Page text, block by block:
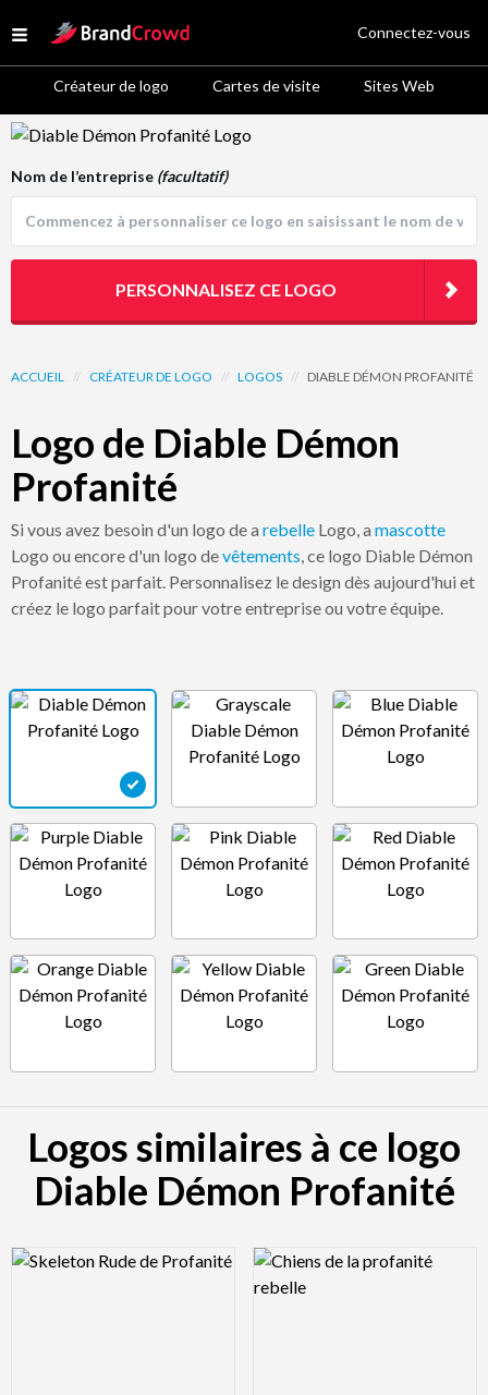
Open menu
Site Logo
Créateur de logo Cartes de visite Sites Web
Connectez-vous
Logo Template Preview
ACCUEIL // CRÉATEUR DE LOGO // LOGOS // DIABLE DÉMON PROFANITÉ
Logo de Diable Démon
Profanité
Si vous avez besoin d'un logo de a rebelle Logo, a mascotte
Logo ou encore d'un logo devêtements, ce logo Diable Démon
Profanité est parfait. Personnalisez le design dès aujourd'hui et
créez le logo parfait pour votre entreprise ou votre équipe.
Nom de l’entreprise (facultatif)
PERSONNALISEZ CE LOGO
Logos similaires à ce logo
Diable Démon Profanité
Logo Preview Image Logo Preview Image